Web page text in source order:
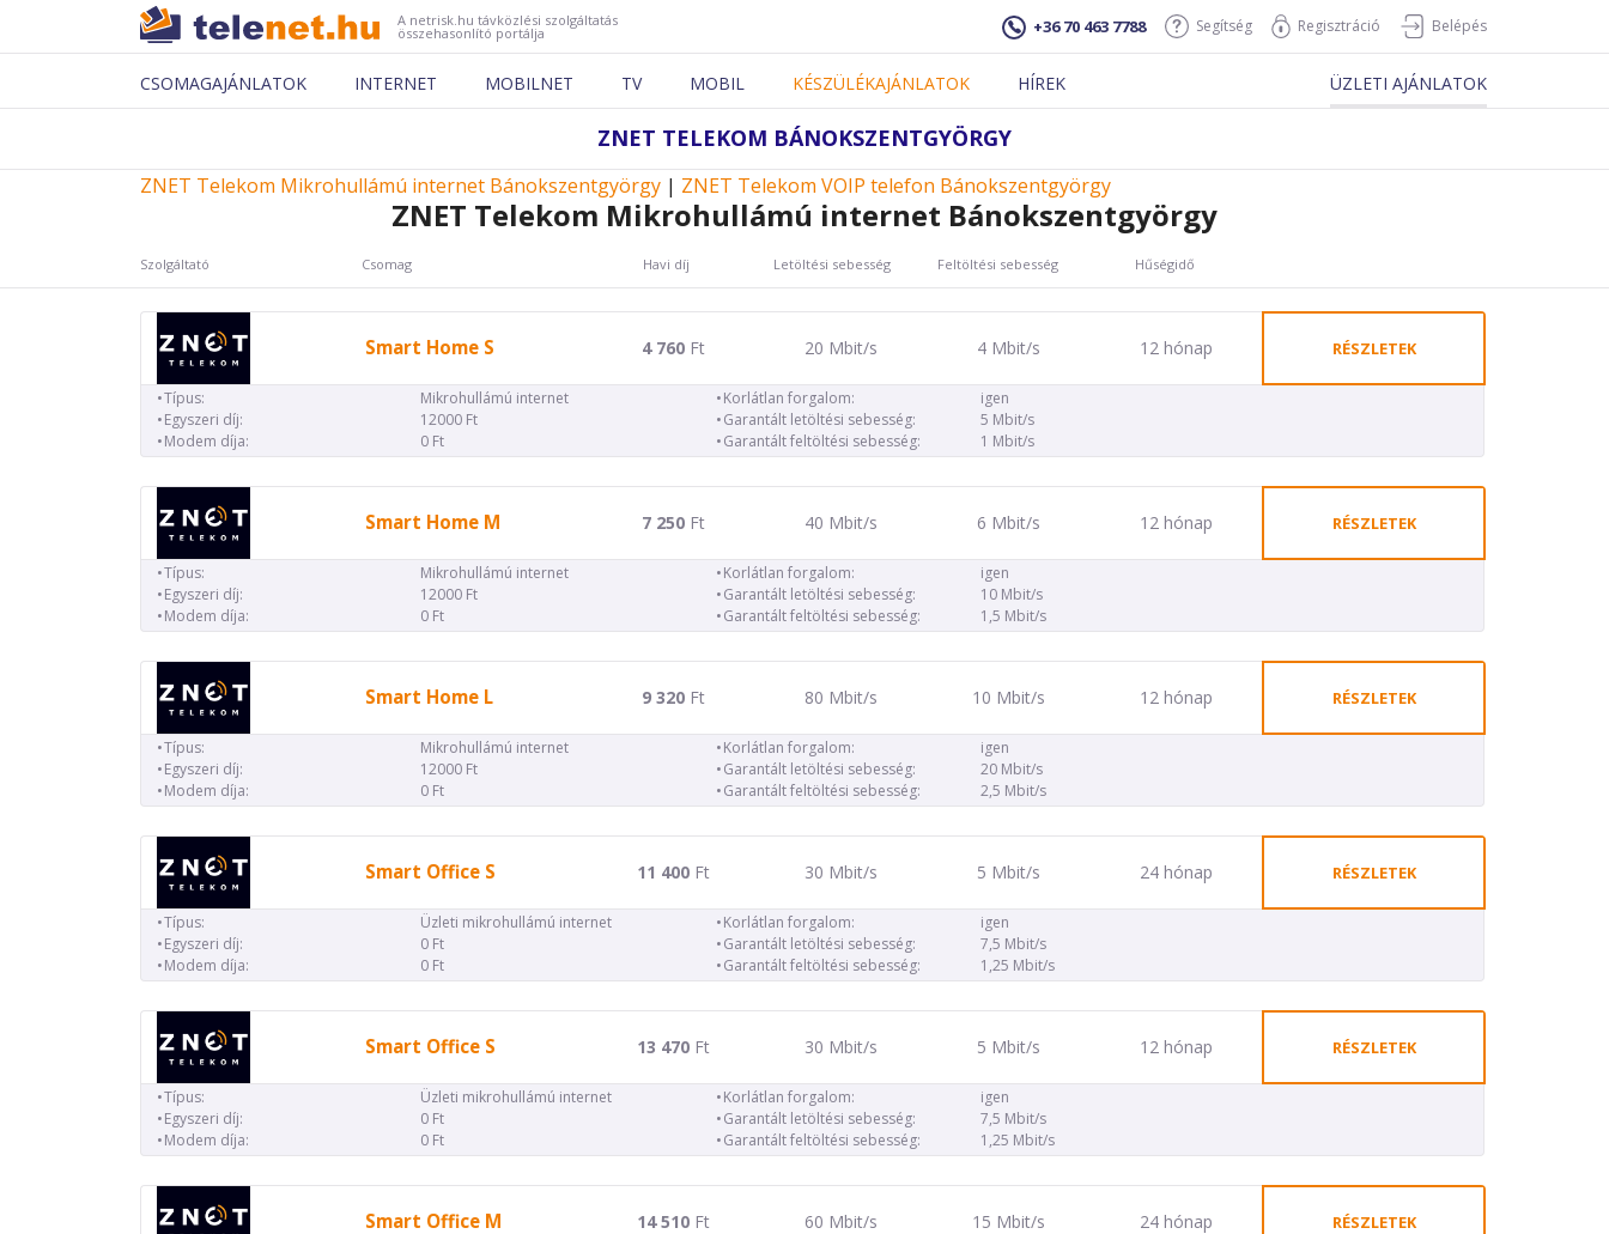
A netrisk.hu távközlési szolgáltatás
összehasonlító portálja +36 70 463 7788 Segítség Regisztráció Belépés
CSOMAGAJÁNLATOK INTERNET MOBILNET TV MOBIL KÉSZÜLÉKAJÁNLATOK HÍREK ÜZLETI AJÁNLATOK
ZNET TELEKOM BÁNOKSZENTGYÖRGY
ZNET Telekom Mikrohullámú internet Bánokszentgyörgy | ZNET Telekom VOIP telefon Bánokszentgyörgy
ZNET Telekom Mikrohullámú internet Bánokszentgyörgy
Szolgáltató Csomag Havi díj Letöltési sebesség Feltöltési sebesség Hűségidő
Smart Home S 4 760Ft 20 Mbit/s 4 Mbit/s 12 hónap RÉSZLETEK
Típus:
Mikrohullámú internet
Egyszeri díj:
12000 Ft
Modem díja:
0 Ft
Korlátlan forgalom:
igen
Garantált letöltési sebesség:
5 Mbit/s
Garantált feltöltési sebesség:
1 Mbit/s
Smart Home M 7 250Ft 40 Mbit/s 6 Mbit/s 12 hónap RÉSZLETEK
Típus:
Mikrohullámú internet
Egyszeri díj:
12000 Ft
Modem díja:
0 Ft
Korlátlan forgalom:
igen
Garantált letöltési sebesség:
10 Mbit/s
Garantált feltöltési sebesség:
1,5 Mbit/s
Smart Home L 9 320Ft 80 Mbit/s 10 Mbit/s 12 hónap RÉSZLETEK
Típus:
Mikrohullámú internet
Egyszeri díj:
12000 Ft
Modem díja:
0 Ft
Korlátlan forgalom:
igen
Garantált letöltési sebesség:
20 Mbit/s
Garantált feltöltési sebesség:
2,5 Mbit/s
Smart Office S 11 400Ft 30 Mbit/s 5 Mbit/s 24 hónap RÉSZLETEK
Típus:
Üzleti mikrohullámú internet
Egyszeri díj:
0 Ft
Modem díja:
0 Ft
Korlátlan forgalom:
igen
Garantált letöltési sebesség:
7,5 Mbit/s
Garantált feltöltési sebesség:
1,25 Mbit/s
Smart Office S 13 470Ft 30 Mbit/s 5 Mbit/s 12 hónap RÉSZLETEK
Típus:
Üzleti mikrohullámú internet
Egyszeri díj:
0 Ft
Modem díja:
0 Ft
Korlátlan forgalom:
igen
Garantált letöltési sebesség:
7,5 Mbit/s
Garantált feltöltési sebesség:
1,25 Mbit/s
Smart Office M 14 510Ft 60 Mbit/s 15 Mbit/s 24 hónap RÉSZLETEK